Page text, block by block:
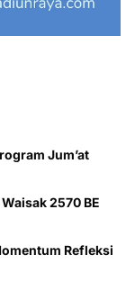
Jum’at
2570 BE
Refleksi